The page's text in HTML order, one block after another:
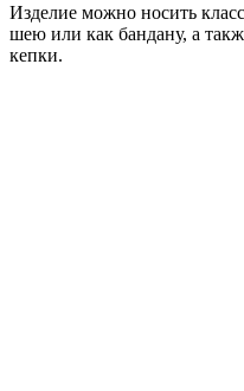
Изделие можно носить
шею или как бандану, а
кепки.